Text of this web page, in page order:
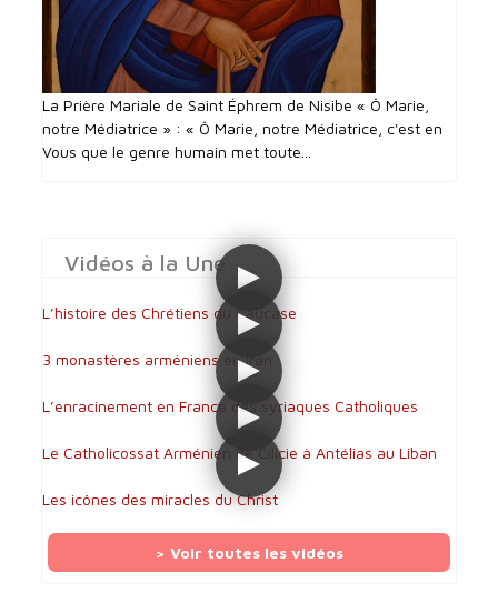
La Prière Mariale de Saint Éphrem de Nisibe « Ô Marie,
notre Médiatrice » : « Ô Marie, notre Médiatrice, c'est en
Vous que le genre humain met toute...
Vidéos à la Une
L’histoire des Chrétiens du Caucase
3 monastères arméniens en Iran
L’enracinement en France des syriaques Catholiques
Le Catholicossat Arménien de Cilicie à Antélias au Liban
Les icônes des miracles du Christ
> Voir toutes les vidéos